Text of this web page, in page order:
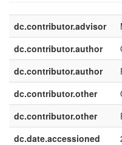
dc.contributor.advisor
dc.contributor.author
dc.contributor.author
dc.contributor.other
dc.contributor.other
dc.date.accessioned